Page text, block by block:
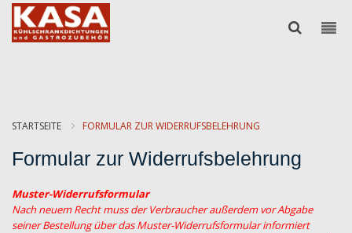
STARTSEITE FORMULAR ZUR WIDERRUFSBELEHRUNG
Formular zur Widerrufsbelehrung
Muster-Widerrufsformular
Nach neuem Recht muss der Verbraucher außerdem vor Abgabe
seiner Bestellung über das Muster-Widerrufsformular informiert